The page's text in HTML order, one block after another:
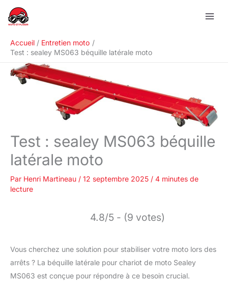
Accueil
Entretien moto
Test : sealey MS063 béquille latérale moto
Test : sealey MS063 béquille
latérale moto
Par Henri Martineau / 12 septembre 2025 / 4 minutes de
lecture
4.8/5 - (9 votes)
Vous cherchez une solution pour stabiliser votre moto lors des
arrêts ? La béquille latérale pour chariot de moto Sealey
MS063 est conçue pour répondre à ce besoin crucial.
R
e
h
r
r